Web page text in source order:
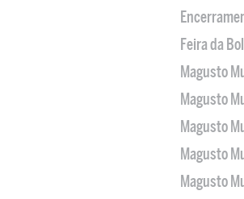
Feira da
Magusto
Magusto
Magusto
Magusto
Magusto